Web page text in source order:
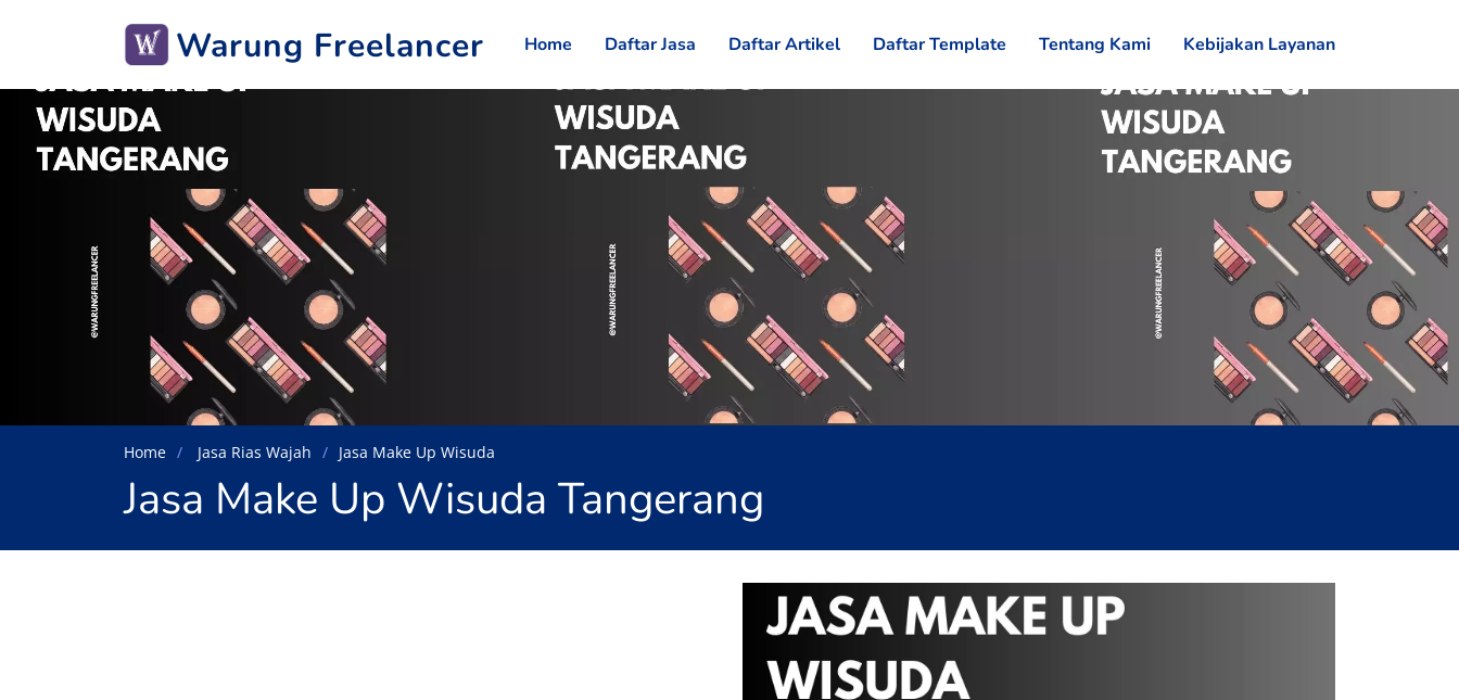
Warung Freelancer Home Daftar Jasa Daftar Artikel Daftar Template Tentang Kami Kebijakan Layanan
Home Jasa Rias Wajah Jasa Make Up Wisuda
Jasa Make Up Wisuda Tangerang